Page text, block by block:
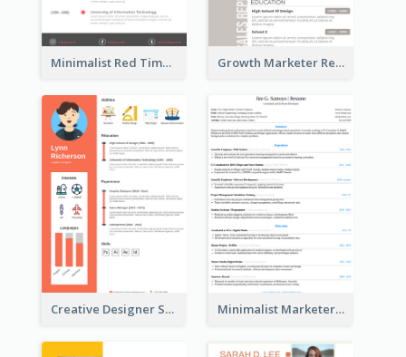
Minimalist Red Timeline Sales Marketing Resume Growth Marketer Resume
Creative Designer Student Resume Minimalist Marketer Resume